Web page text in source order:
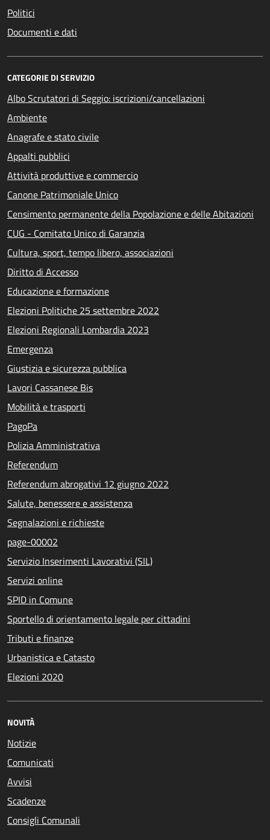
Politici
Documenti e dati
CATEGORIE DI SERVIZIO
Albo Scrutatori di Seggio: iscrizioni/cancellazioni
Ambiente
Anagrafe e stato civile
Appalti pubblici
Attività produttive e commercio
Canone Patrimoniale Unico
Censimento permanente della Popolazione e delle Abitazioni
CUG - Comitato Unico di Garanzia
Cultura, sport, tempo libero, associazioni
Diritto di Accesso
Educazione e formazione
Elezioni Politiche 25 settembre 2022
Elezioni Regionali Lombardia 2023
Emergenza
Giustizia e sicurezza pubblica
Lavori Cassanese Bis
Mobilità e trasporti
PagoPa
Polizia Amministrativa
Referendum
Referendum abrogativi 12 giugno 2022
Salute, benessere e assistenza
Segnalazioni e richieste
page-00002
Servizio Inserimenti Lavorativi (SIL)
Servizi online
SPID in Comune
Sportello di orientamento legale per cittadini
Tributi e finanze
Urbanistica e Catasto
Elezioni 2020
NOVITÀ
Notizie
Comunicati
Avvisi
Scadenze
Consigli Comunali